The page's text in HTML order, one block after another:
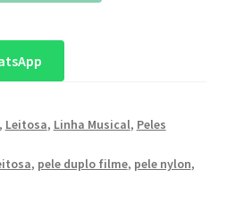
Leitosa, Linha Musical, Peles
, pele duplo filme, pele nylon,